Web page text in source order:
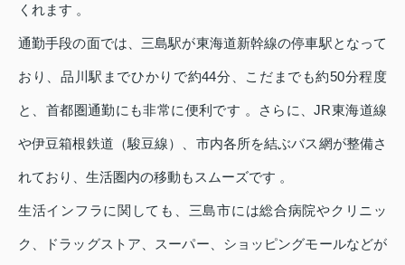
くれます 。
通勤手段の面では、三島駅が東海道新幹線の停車駅となって
おり、品川駅までひかりで約44分、こだまでも約50分程度
と、首都圏通勤にも非常に便利です 。さらに、JR東海道線
や伊豆箱根鉄道（駿豆線）、市内各所を結ぶバス網が整備さ
れており、生活圏内の移動もスムーズです 。
生活インフラに関しても、三島市には総合病院やクリニッ
ク、ドラッグストア、スーパー、ショッピングモールなどが